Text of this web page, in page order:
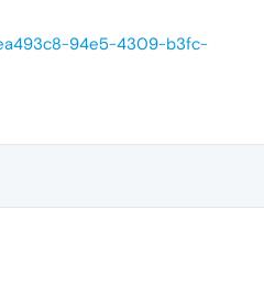
94e5-4309-b3fc-